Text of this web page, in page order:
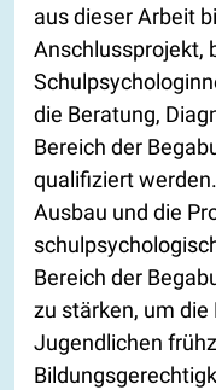
aus dieser Arbeit
Anschlussprojekt,
die Beratung,
Bereich der
qualifiziert
Ausbau und die
Bereich der
zu stärken, um die
Jugendlichen